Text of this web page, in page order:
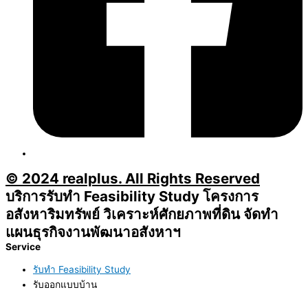
© 2024 realplus. All Rights Reserved
บริการรับทำ Feasibility Study โครงการ
อสังหาริมทรัพย์ วิเคราะห์ศักยภาพที่ดิน จัดทำ
แผนธุรกิจงานพัฒนาอสังหาฯ
Service
รับทำ Feasibility Study
รับออกแบบบ้าน